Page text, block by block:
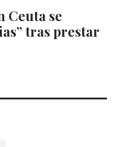
Ceuta se
tras prestar